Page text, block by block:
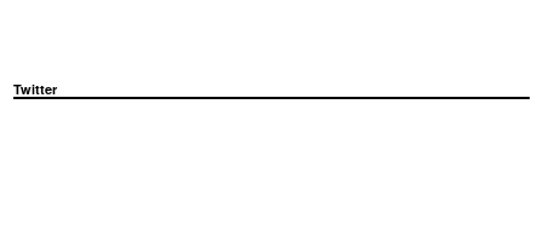
Twitter